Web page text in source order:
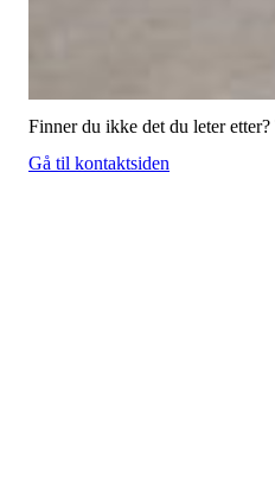
Finner du ikke det du leter
Gå til kontaktsiden